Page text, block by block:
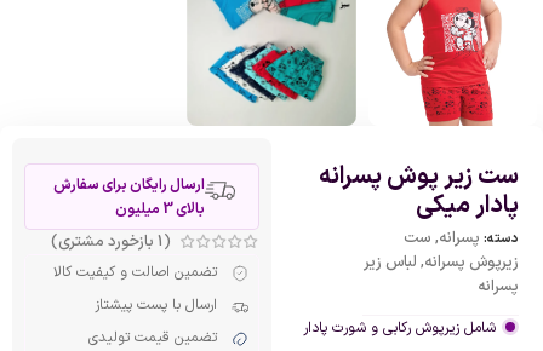
ست زیر پوش پسرانه
پادار میکی
دسته: پسرانه, ست
زیرپوش پسرانه, لباس زیر
پسرانه
شامل زیرپوش رکابی و شورت پادار
ارسال رایگان برای سفارش
بالای 3 میلیون
(
1 بازخورد مشتری)
تضمین اصالت و کیفیت کالا
ارسال با پست پیشتاز
تضمین قیمت تولیدی